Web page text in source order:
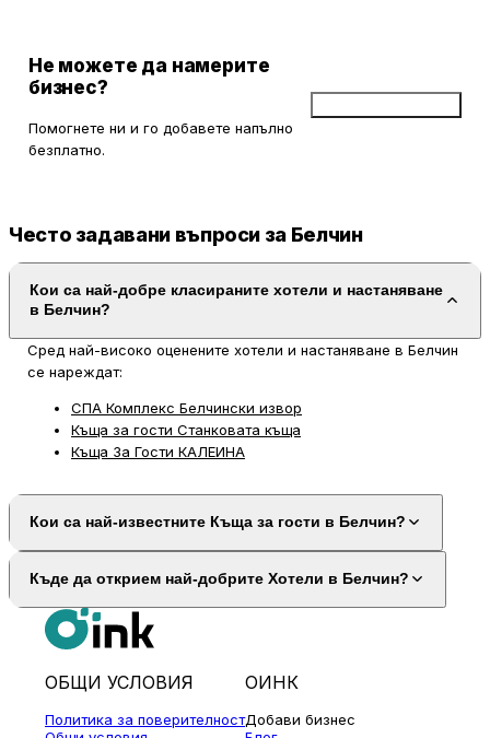
Не можете да намерите
бизнес?
Помогнете ни и го добавете напълно
безплатно.
Често задавани въпроси за Белчин
Кои са най-добре класираните хотели и настаняване
в Белчин?
Сред най-високо оценените хотели и настаняване в Белчин
се нареждат:
СПА Комплекс Белчински извор
Къща за гости Станковата къща
Къща За Гости КАЛЕИНА
Кои са най-известните Къща за гости в Белчин?
Къде да открием най-добрите Хотели в Белчин?
ОБЩИ УСЛОВИЯ
Политика за поверителност
ОИНК
Добави бизнес